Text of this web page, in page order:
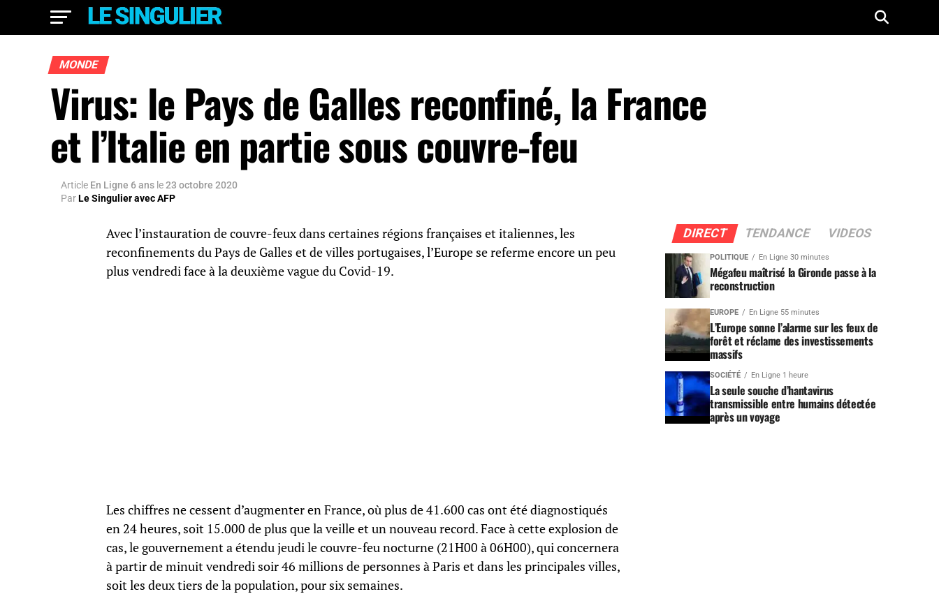
MONDE
Virus: le Pays de Galles reconfiné, la France
et l’Italie en partie sous couvre-feu
Article En Ligne 6 ans le23 octobre 2020
ParLe Singulier avec AFP
Avec l’instauration de couvre-feux dans certaines régions françaises et italiennes, les
reconfinements du Pays de Galles et de villes portugaises, l’Europe se referme encore un peu
plus vendredi face à la deuxième vague du Covid-19.
Les chiffres ne cessent d’augmenter en France, où plus de 41.600 cas ont été diagnostiqués
en 24 heures, soit 15.000 de plus que la veille et un nouveau record. Face à cette explosion de
cas, le gouvernement a étendu jeudi le couvre-feu nocturne (21H00 à 06H00), qui concernera
à partir de minuit vendredi soir 46 millions de personnes à Paris et dans les principales villes,
soit les deux tiers de la population, pour six semaines.
DIRECT TENDANCE VIDEOS
POLITIQUE En Ligne 30 minutes
Mégafeu maîtrisé la Gironde passe à la
reconstruction
EUROPE En Ligne 55 minutes
L’Europe sonne l’alarme sur les feux de
forêt et réclame des investissements
massifs
SOCIÉTÉ En Ligne 1 heure
La seule souche d’hantavirus
transmissible entre humains détectée
après un voyage